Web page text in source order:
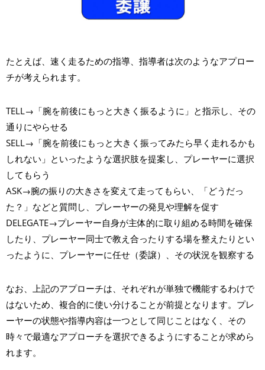
たとえば、速く走るための指導、指導者は次のようなアプロー
チが考えられます。
TELL→「腕を前後にもっと大きく振るように」と指示し、その
通りにやらせる
SELL→「腕を前後にもっと大きく振ってみたら早く走れるかも
しれない」といったような選択肢を提案し、プレーヤーに選択
してもらう
ASK→腕の振りの大きさを変えて走ってもらい、「どうだっ
た？」などと質問し、プレーヤーの発見や理解を促す
DELEGATE→プレーヤー自身が主体的に取り組める時間を確保
したり、プレーヤー同士で教え合ったりする場を整えたりとい
ったように、プレーヤーに任せ（委譲）、その状況を観察する
なお、上記のアプローチは、それぞれが単独で機能するわけで
はないため、複合的に使い分けることが前提となります。プレ
ーヤーの状態や指導内容は一つとして同じことはなく、その
時々で最適なアプローチを選択できるようにすることが求めら
れます。